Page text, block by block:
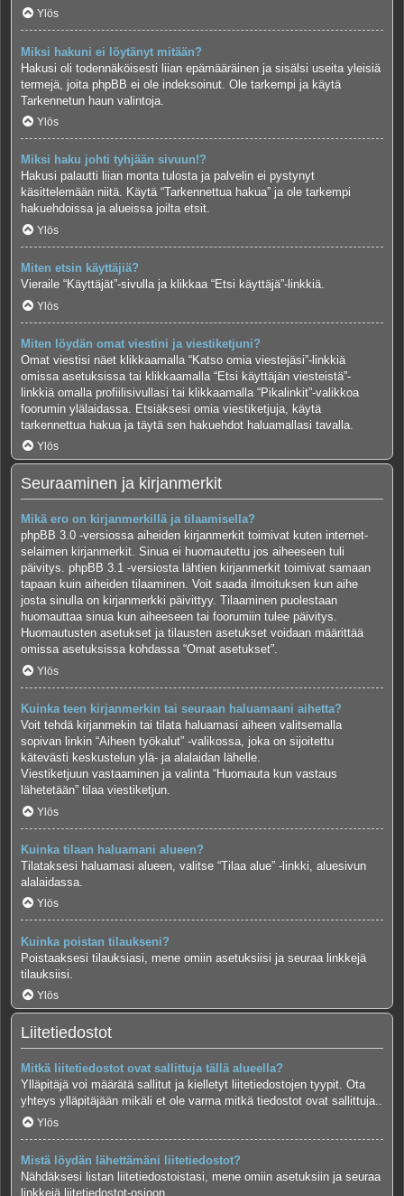
Ylös
Miksi hakuni ei löytänyt mitään?
Hakusi oli todennäköisesti liian epämääräinen ja sisälsi useita yleisiä
termejä, joita phpBB ei ole indeksoinut. Ole tarkempi ja käytä
Tarkennetun haun valintoja.
Ylös
Miksi haku johti tyhjään sivuun!?
Hakusi palautti liian monta tulosta ja palvelin ei pystynyt
käsittelemään niitä. Käytä “Tarkennettua hakua” ja ole tarkempi
hakuehdoissa ja alueissa joilta etsit.
Ylös
Miten etsin käyttäjiä?
Vieraile “Käyttäjät”-sivulla ja klikkaa “Etsi käyttäjä”-linkkiä.
Ylös
Miten löydän omat viestini ja viestiketjuni?
Omat viestisi näet klikkaamalla “Katso omia viestejäsi”-linkkiä
omissa asetuksissa tai klikkaamalla “Etsi käyttäjän viesteistä”-
linkkiä omalla profiilisivullasi tai klikkaamalla “Pikalinkit”-valikkoa
foorumin ylälaidassa. Etsiäksesi omia viestiketjuja, käytä
tarkennettua hakua ja täytä sen hakuehdot haluamallasi tavalla.
Ylös
Seuraaminen ja kirjanmerkit
Mikä ero on kirjanmerkillä ja tilaamisella?
phpBB 3.0 -versiossa aiheiden kirjanmerkit toimivat kuten internet-
selaimen kirjanmerkit. Sinua ei huomautettu jos aiheeseen tuli
päivitys. phpBB 3.1 -versiosta lähtien kirjanmerkit toimivat samaan
tapaan kuin aiheiden tilaaminen. Voit saada ilmoituksen kun aihe
josta sinulla on kirjanmerkki päivittyy. Tilaaminen puolestaan
huomauttaa sinua kun aiheeseen tai foorumiin tulee päivitys.
Huomautusten asetukset ja tilausten asetukset voidaan määrittää
omissa asetuksissa kohdassa “Omat asetukset”.
Ylös
Kuinka teen kirjanmerkin tai seuraan haluamaani aihetta?
Voit tehdä kirjanmekin tai tilata haluamasi aiheen valitsemalla
sopivan linkin “Aiheen työkalut” -valikossa, joka on sijoitettu
kätevästi keskustelun ylä- ja alalaidan lähelle.
Viestiketjuun vastaaminen ja valinta “Huomauta kun vastaus
lähetetään” tilaa viestiketjun.
Ylös
Kuinka tilaan haluamani alueen?
Tilataksesi haluamasi alueen, valitse “Tilaa alue” -linkki, aluesivun
alalaidassa.
Ylös
Kuinka poistan tilaukseni?
Poistaaksesi tilauksiasi, mene omiin asetuksiisi ja seuraa linkkejä
tilauksiisi.
Ylös
Liitetiedostot
Mitkä liitetiedostot ovat sallittuja tällä alueella?
Ylläpitäjä voi määrätä sallitut ja kielletyt liitetiedostojen tyypit. Ota
yhteys ylläpitäjään mikäli et ole varma mitkä tiedostot ovat sallittuja..
Ylös
Mistä löydän lähettämäni liitetiedostot?
Nähdäksesi listan liitetiedostoistasi, mene omiin asetuksiin ja seuraa
linkkejä liitetiedostot-osioon.